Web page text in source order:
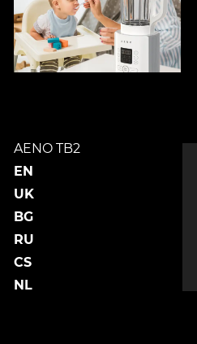
AENO TB2
EN
UK
BG
RU
CS
NL